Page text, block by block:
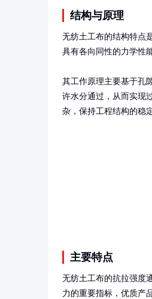
结构与原理
无纺土工布的结构特点
具有各向同性的力学性
其工作原理主要基于孔
许水分通过，从而实现
杂，保持工程结构的稳
主要特点
无纺土工布的抗拉强度
力的重要指标，优质产